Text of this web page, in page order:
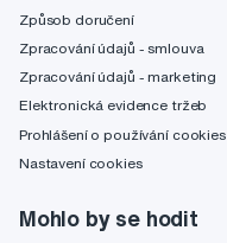
Způsob doručení
Zpracování údajů - smlouva
Zpracování údajů - marketing
Elektronická evidence tržeb
Prohlášení o používání cookies
Nastavení cookies
Mohlo by se hodit